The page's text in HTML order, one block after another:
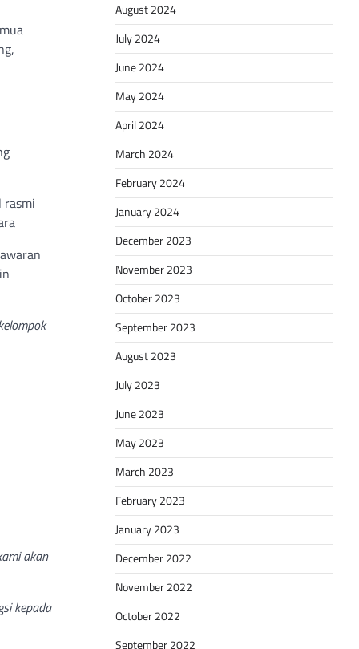
rasmi
akan
kepada
August 2024
July 2024
June 2024
May 2024
April 2024
March 2024
February 2024
January 2024
December 2023
November 2023
October 2023
September 2023
August 2023
July 2023
June 2023
May 2023
March 2023
February 2023
January 2023
December 2022
November 2022
October 2022
September 2022